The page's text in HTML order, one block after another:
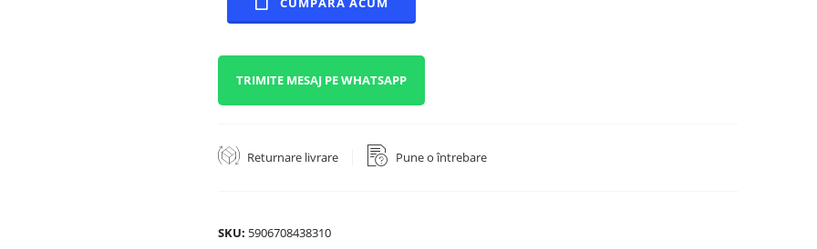
TRIMITE MESAJ PE WHATSAPP
Returnare livrare Pune o întrebare
SKU: 5906708438310